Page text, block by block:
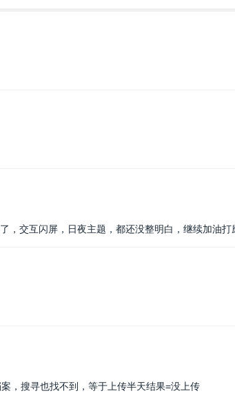
，交互闪屏，日夜主题，都还没整明白，继续加油打
，搜寻也找不到，等于上传半天结果=没上传